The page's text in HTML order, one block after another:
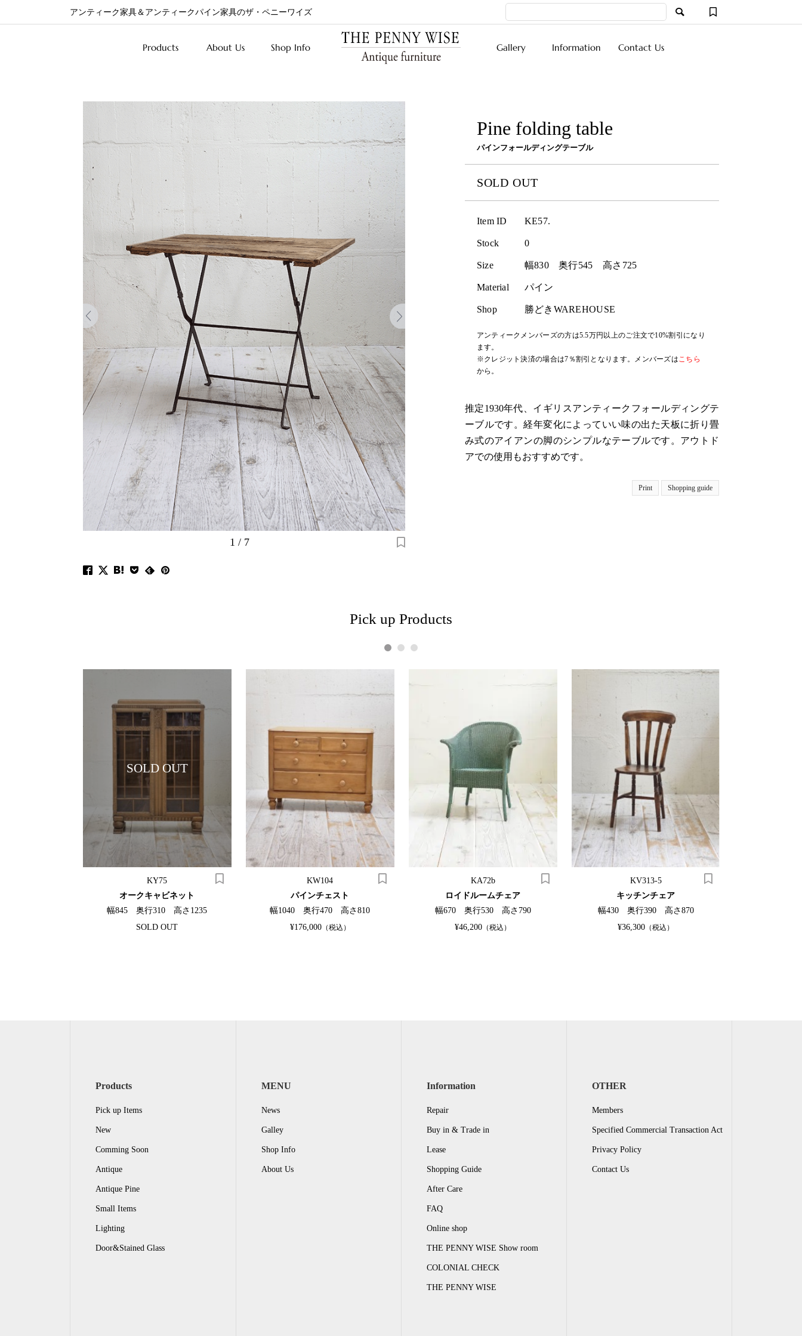
アンティーク家具＆アンティークパイン家具のザ・ペニーワイズ
Products About Us Shop Info Gallery Information Contact Us
1 / 7
Pine folding table
パインフォールディングテーブル
SOLD OUT
Item ID KE57.
Stock 0
Size 幅830奥行545 高さ 725
Material パイン
Shop 勝どきWAREHOUSE
アンティークメンバーズの方は5.5万円以上のご注文で10%割引になり
ます。
※クレジット決済の場合は7％割引となります。メンバーズはこちら
から。
推定1930年代、イギリスアンティークフォールディングテ
ーブルです。経年変化によっていい味の出た天板に折り畳
み式のアイアンの脚のシンプルなテーブルです。アウトド
アでの使用もおすすめです。
Print Shopping guide
Pick up Products
SOLD OUT
KY75
オークキャビネット
幅845 奥行310 高さ1235
SOLD OUT
KW104
パインチェスト
幅1040 奥行470 高さ810
¥176,000（税込）
KA72b
ロイドルームチェア
幅670 奥行530 高さ790
¥46,200 （税込）
KV313-5
キッチンチェア
幅430 奥行390 高さ870
¥36,300 （税込）
1 2 3
Products
Pick up Items
New
Comming Soon
Antique
Antique Pine
Small Items
Lighting
Door&Stained Glass
MENU
News
Galley
Shop Info
About Us
Information
Repair
Buy in & Trade in
Lease
Shopping Guide
After Care
FAQ
Online shop
THE PENNY WISE Show room
COLONIAL CHECK
THE PENNY WISE
OTHER
Members
Specified Commercial Transaction Act
Privacy Policy
Contact Us